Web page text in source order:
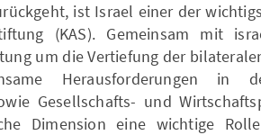
ist Israel einer der
(KAS). Gemeinsam mit
um die Vertiefung der
Herausforderungen in
Gesellschafts- und
Dimension eine wichtige